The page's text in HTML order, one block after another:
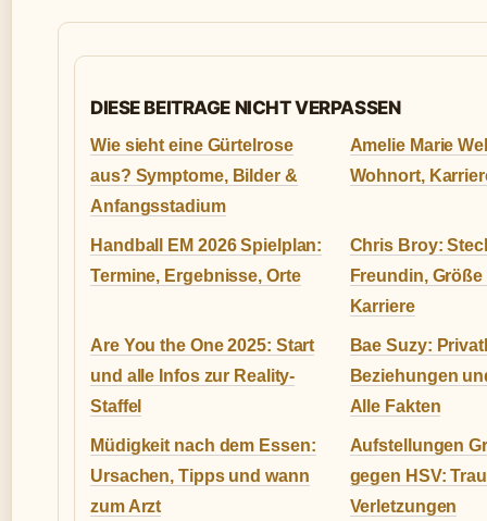
DIESE BEITRAGE NICHT VERPASSEN
Wie sieht eine Gürtelrose
aus? Symptome, Bilder &
Anfangsstadium
Amelie Marie
Wohnort,
Handball EM 2026 Spielplan:
Termine, Ergebnisse, Orte
Chris Broy:
Freundin, Größe
Karriere
Are You the One 2025: Start
und alle Infos zur Reality-
Staffel
Bae Suzy:
Beziehungen
Alle Fakten
Müdigkeit nach dem Essen:
Ursachen, Tipps und wann
zum Arzt
Aufstellungen
gegen HSV:
Verletzungen